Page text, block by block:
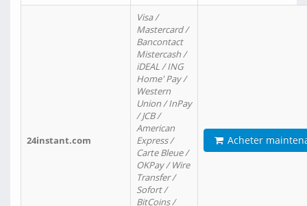
24instant.com
Visa /
Mastercard /
Bancontact
Mistercash /
iDEAL / ING
Home' Pay /
Western
Union / InPay
/ JCB /
American
Express /
Carte Bleue /
OKPay / Wire
Transfer /
Sofort /
BitCoins /
Acheter